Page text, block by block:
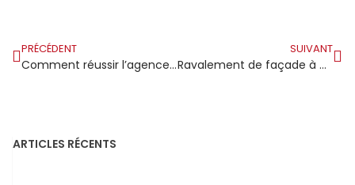
PRÉCÉDENT
Comment réussir l’agencement d’un magasin pour booster vos ventes ?
SUIVANT
Ravalement de façade à Tournan-en-Brie : entre histoire briarde et maisons contemporaines les façades racontent deux époques
ARTICLES RÉCENTS